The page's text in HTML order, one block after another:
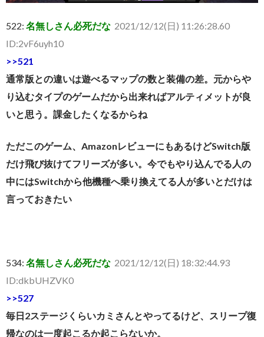
522: 名無しさん必死だな 2021/12/12(日) 11:26:28.60
ID:2vF6uyh10
>>521
通常版との違いは遊べるマップの数と装備の差。元からや
り込むタイプのゲームだから出来ればアルティメットが良
いと思う。課金したくなるからね
ただこのゲーム、AmazonレビューにもあるけどSwitch版
だけ飛び抜けてフリーズが多い。今でもやり込んでる人の
中にはSwitchから他機種へ乗り換えてる人が多いとだけは
言っておきたい
534: 名無しさん必死だな 2021/12/12(日) 18:32:44.93
ID:dkbUHZVK0
>>527
毎日2ステージくらいカミさんとやってるけど、スリープ復
帰なのは一度起こるか起こらないか。